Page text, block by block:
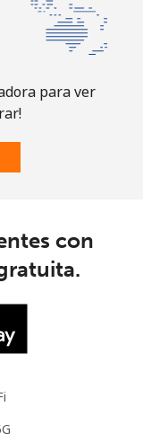
min por
⁦7¢⁩
por
por ⁦€5⁩
para ver
con